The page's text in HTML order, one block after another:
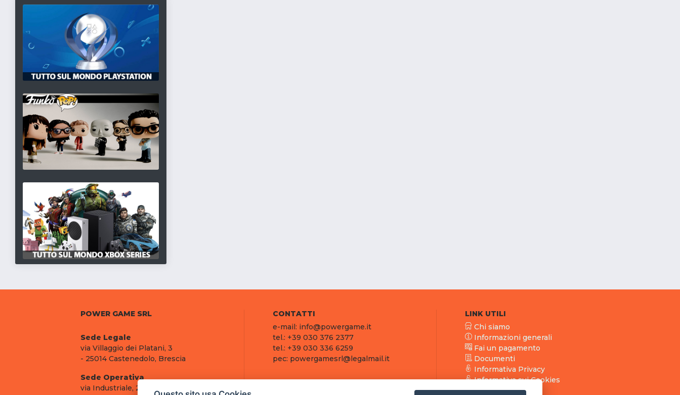
POWER GAME SRL
Sede Legale
via Villaggio dei Platani, 3
- 25014 Castenedolo, Brescia
Sede Operativa
via Industriale, 2 - 25082 Botticino, BS
CONTATTI
e-mail: info@powergame.it
tel.: +39 030 376 2377
tel.: +39 030 336 6259
pec: powergamesrl@legalmail.it
LINK UTILI
Chi siamo
Informazioni generali
Fai un pagamento
Documenti
Informativa Privacy
Informativa sui Cookies